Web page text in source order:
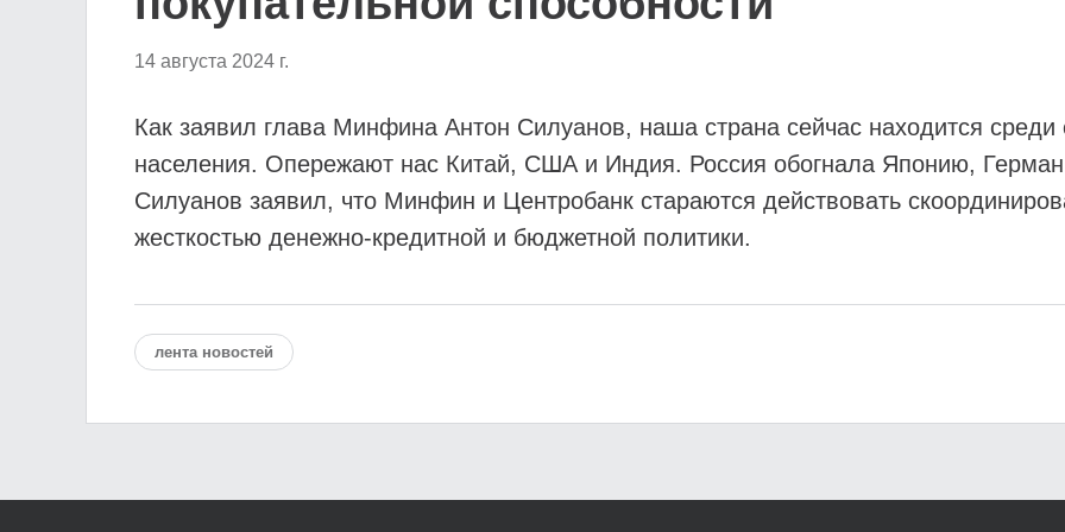
14 августа 2024 г.
Как заявил глава Минфина Антон Силуанов, наша страна сейчас находится
населения. Опережают нас Китай, США и Индия. Россия обогнала Японию,
Силуанов заявил, что Минфин и Центробанк стараются действовать
жесткостью денежно-кредитной и бюджетной политики.
лента новостей